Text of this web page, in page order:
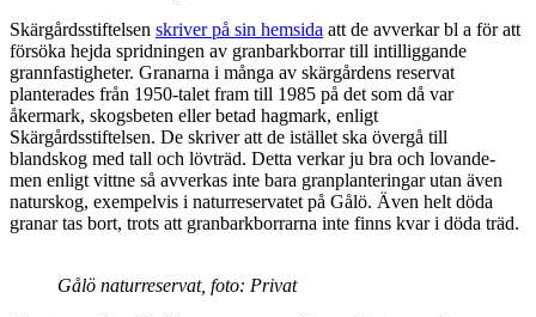
Skärgårdsstiftelsen skriver på sin hemsida att de avverkar bl a för att
försöka hejda spridningen av granbarkborrar till intilliggande
grannfastigheter. Granarna i många av skärgårdens reservat
planterades från 1950-talet fram till 1985 på det som då var
åkermark, skogsbeten eller betad hagmark, enligt
Skärgårdsstiftelsen. De skriver att de istället ska övergå till
blandskog med tall och lövträd. Detta verkar ju bra och lovande-
men enligt vittne så avverkas inte bara granplanteringar utan även
naturskog, exempelvis i naturreservatet på Gålö. Även helt döda
granar tas bort, trots att granbarkborrarna inte finns kvar i döda träd.
Gålö naturreservat, foto: Privat